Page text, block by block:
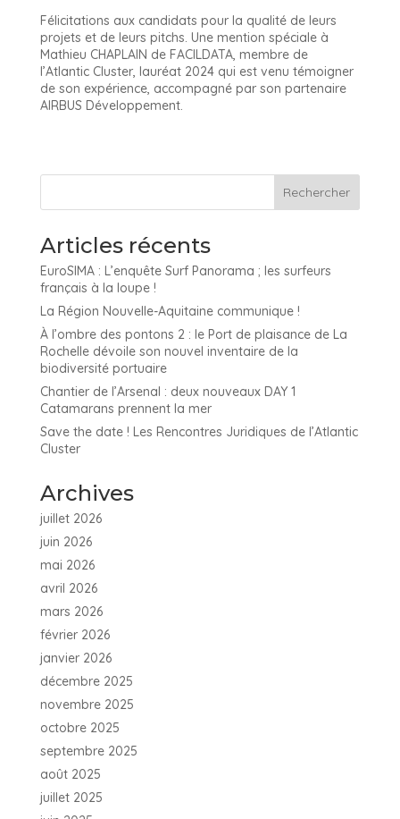
Félicitations aux candidats pour la qualité de leurs
projets et de leurs pitchs. Une mention spéciale à
Mathieu CHAPLAIN de FACILDATA, membre de
l’Atlantic Cluster, lauréat 2024 qui est venu témoigner
de son expérience, accompagné par son partenaire
AIRBUS Développement.
Articles récents
EuroSIMA : L’enquête Surf Panorama ; les surfeurs
français à la loupe !
La Région Nouvelle-Aquitaine communique !
À l’ombre des pontons 2 : le Port de plaisance de La
Rochelle dévoile son nouvel inventaire de la
biodiversité portuaire
Chantier de l’Arsenal : deux nouveaux DAY 1
Catamarans prennent la mer
Save the date ! Les Rencontres Juridiques de l’Atlantic
Cluster
Archives
juillet 2026
juin 2026
mai 2026
avril 2026
mars 2026
février 2026
janvier 2026
décembre 2025
novembre 2025
octobre 2025
septembre 2025
août 2025
juillet 2025